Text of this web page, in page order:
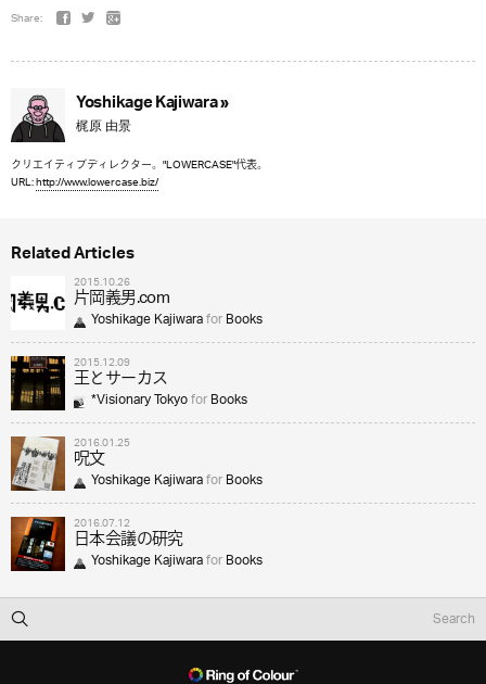
Share:
Yoshikage Kajiwara »
梶原 由景
クリエイティブディレクター。"LOWERCASE"代表。
URL:http://www.lowercase.biz/
Related Articles
2015.10.26
片岡義男.com
Yoshikage KajiwaraforBooks
2015.12.09
王とサーカス
*Visionary TokyoforBooks
2016.01.25
呪文
Yoshikage KajiwaraforBooks
2016.07.12
日本会議の研究
Yoshikage KajiwaraforBooks